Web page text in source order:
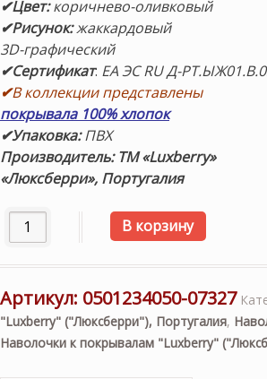
✔Цвет:коричнево-оливковый
✔Рисунок:жаккардовый
3D-графический
✔Сертификат: ЕА ЭС RU Д-
✔В коллекции представлены
покрывала 100% хлопок
✔Упаковка:ПВХ
Производитель: ТМ «Luxberry»
«Люксберри», Португалия
Количество товара Наволочка
В корзину
Артикул: 0501234050-07327
"Luxberry" ("Люксберри"), Португалия,
Наволочки к покрывалам "Luxberry"